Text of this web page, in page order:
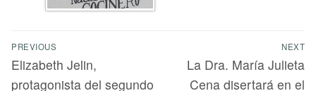
PREVIOUS
Elizabeth Jelin,
protagonista del segundo
NEXT
La Dra. María Julieta
Cena disertará en el